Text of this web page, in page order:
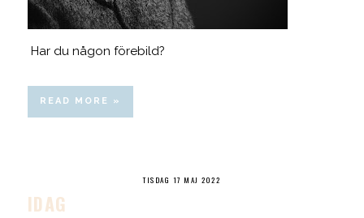
Har du någon förebild?
READ MORE »
TISDAG 17 MAJ 2022
IDAG